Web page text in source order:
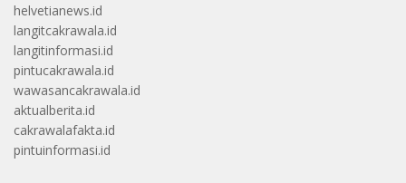
helvetianews.id
langitcakrawala.id
langitinformasi.id
pintucakrawala.id
wawasancakrawala.id
aktualberita.id
cakrawalafakta.id
pintuinformasi.id